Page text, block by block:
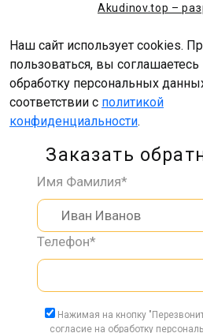
Akudinov.top –
Наш сайт использует cookies.
пользоваться, вы соглашаетесь
обработку персональных
соответствии с политикой
конфиденциальности.
Заказать
Имя Фамилия*
Телефон*
Нажимая на кнопку
согласие на обработку